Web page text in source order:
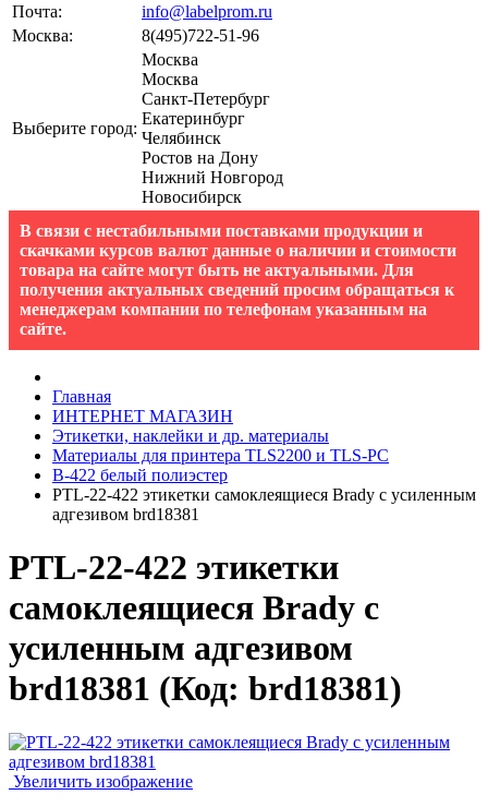
Почта:
info@labelprom.ru
Москва: 8(495)722-51-96
Выберите город:
Москва
Москва
Санкт-Петербург
Екатеринбург
Челябинск
Ростов на Дону
Нижний Новгород
Новосибирск
В связи с нестабильными поставками продукции и
скачками курсов валют данные о наличии и стоимости
товара на сайте могут быть не актуальными. Для
получения актуальных сведений просим обращаться к
менеджерам компании по телефонам указанным на
сайте.
Главная
ИНТЕРНЕТ МАГАЗИН
Этикетки, наклейки и др. материалы
Материалы для принтера TLS2200 и TLS-PC
B-422 белый полиэстер
PTL-22-422 этикетки самоклеящиеся Brady с усиленным
адгезивом brd18381
PTL-22-422 этикетки
самоклеящиеся Brady с
усиленным адгезивом
brd18381 (Код: brd18381)
Увеличить изображение